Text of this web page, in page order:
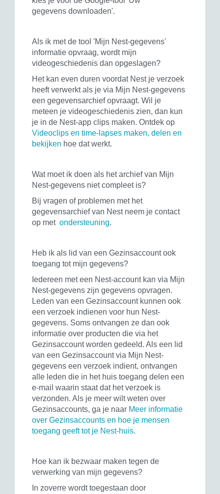
gegevens downloaden'.
Als ik met de tool 'Mijn Nest-gegevens'
informatie opvraag, wordt mijn
videogeschiedenis dan opgeslagen?
Het kan even duren voordat Nest je verzoek
heeft verwerkt als je via Mijn Nest-gegevens
een gegevensarchief opvraagt. Wil je
meteen je videogeschiedenis zien, dan kun
je in de Nest-app clips maken. Ontdek op
Videoclips en time-lapses maken, delen en
bekijken hoe dat werkt.
Wat moet ik doen als het archief van Mijn
Nest-gegevens niet compleet is?
Bij vragen of problemen met het
gegevensarchief van Nest neem je contact
op met ondersteuning.
Heb ik als lid van een Gezinsaccount ook
toegang tot mijn gegevens?
Iedereen met een Nest-account kan via Mijn
Nest-gegevens zijn gegevens opvragen.
Leden van een Gezinsaccount kunnen ook
een verzoek indienen voor hun Nest-
gegevens. Soms ontvangen ze dan ook
informatie over producten die via het
Gezinsaccount worden gedeeld. Als een lid
van een Gezinsaccount via Mijn Nest-
gegevens een verzoek indient, ontvangen
alle leden die in het huis toegang delen een
e-mail waarin staat dat het verzoek is
verzonden. Als je meer wilt weten over
Gezinsaccounts, ga je naar Meer informatie
over Gezinsaccounts en hoe je mensen
toegang geeft tot je Nest-huis.
Hoe kan ik bezwaar maken tegen de
verwerking van mijn gegevens?
In zoverre wordt toegestaan door